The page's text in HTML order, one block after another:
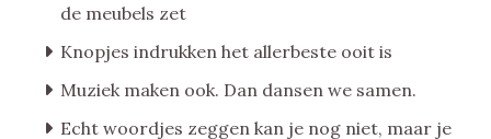
de meubels zet
Knopjes indrukken het allerbeste ooit is
Muziek maken ook. Dan dansen we samen.
Echt woordjes zeggen kan je nog niet, maar je